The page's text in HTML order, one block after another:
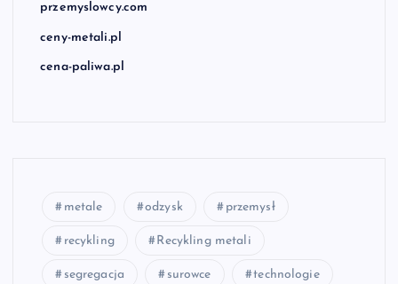
przemyslowcy.com
ceny-metali.pl
cena-paliwa.pl
metale odzysk przemysł
recykling Recykling metali
segregacja surowce technologie